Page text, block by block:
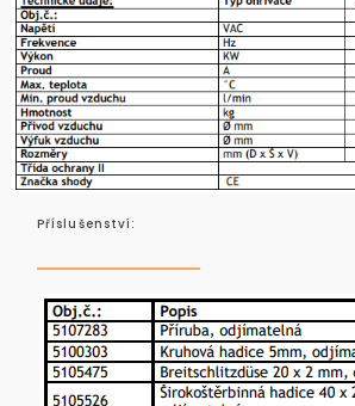
Příslušenství: